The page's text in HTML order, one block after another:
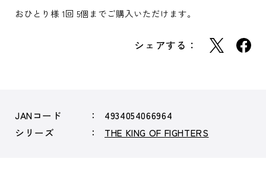
おひとり様 1回 5個までご購入いただけます。
シェアする：
JANコード
4934054066964
シリーズ
THE KING OF FIGHTERS